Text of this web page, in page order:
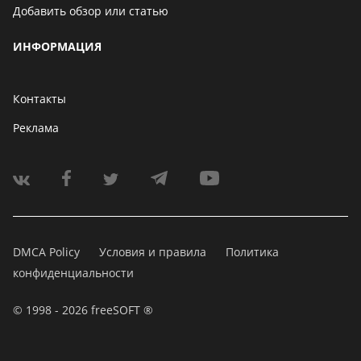
Добавить обзор или статью
ИНФОРМАЦИЯ
Контакты
Реклама
DMCA Policy Условия и правила
Политика
конфиденциальности
© 1998 - 2026 freeSOFT ®